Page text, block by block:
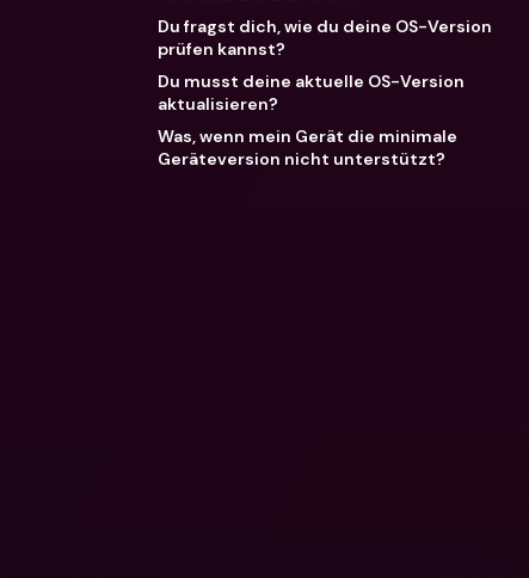
Du fragst dich, wie du deine OS-Version
prüfen kannst?
Du musst deine aktuelle OS-Version
aktualisieren?
Was, wenn mein Gerät die minimale
Geräteversion nicht unterstützt?